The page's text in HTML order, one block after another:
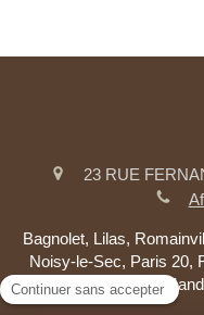
23 RUE
Bagnolet, Lilas,
Noisy-le-Sec, Paris 20,
Saint-